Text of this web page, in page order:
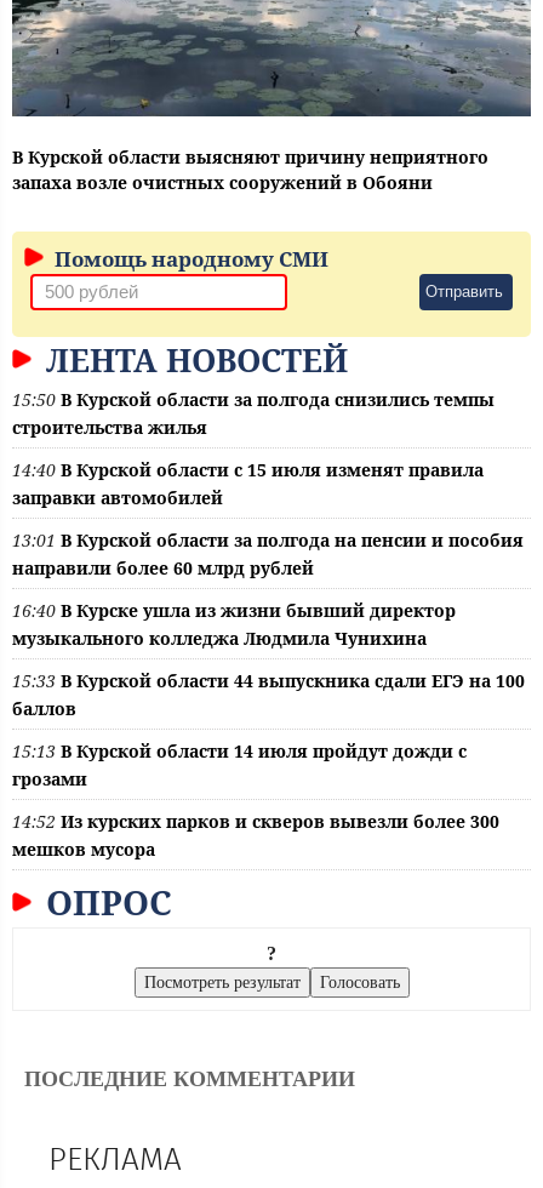
В Курской области выясняют причину неприятного
запаха возле очистных сооружений в Обояни
Помощь народному СМИ
Отправить
ЛЕНТА НОВОСТЕЙ
15:50 В Курской области за полгода снизились темпы
строительства жилья
14:40 В Курской области с 15 июля изменят правила
заправки автомобилей
13:01 В Курской области за полгода на пенсии и пособия
направили более 60 млрд рублей
16:40 В Курске ушла из жизни бывший директор
музыкального колледжа Людмила Чунихина
15:33 В Курской области 44 выпускника сдали ЕГЭ на 100
баллов
15:13 В Курской области 14 июля пройдут дожди с
грозами
14:52 Из курских парков и скверов вывезли более 300
мешков мусора
ОПРОС
?
ПОСЛЕДНИЕ КОММЕНТАРИИ
РЕКЛАМА